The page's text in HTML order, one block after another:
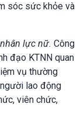
sóc sức khỏe và
lực nữ. Công
đạo KTNN quan
vụ thường
lao động
viên chức,